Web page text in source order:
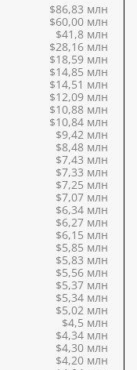
$86,83 млн
$60,00 млн
$41,8 млн
$28,16 млн
$18,59 млн
$14,85 млн
$14,51 млн
$12,09 млн
$10,88 млн
$10,84 млн
$9,42 млн
$8,48 млн
$7,43 млн
$7,33 млн
$7,25 млн
$7,07 млн
$6,34 млн
$6,27 млн
$6,15 млн
$5,85 млн
$5,83 млн
$5,56 млн
$5,37 млн
$5,34 млн
$5,02 млн
$4,5 млн
$4,34 млн
$4,30 млн
$4,20 млн